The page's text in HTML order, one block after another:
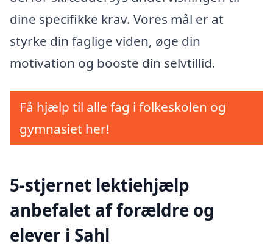
dine specifikke krav. Vores mål er at
styrke din faglige viden, øge din
motivation og booste din selvtillid.
Få hjælp til alle fag i folkeskolen og
gymnasiet her!
5-stjernet lektiehjælp
anbefalet af forældre og
elever i Sahl